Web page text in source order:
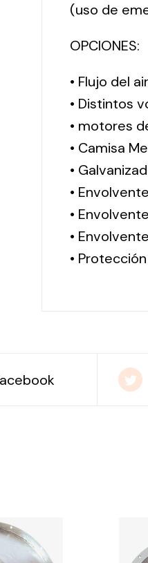
(uso de
OPCIONES:
• Flujo del
• Distintos
• motores
• Camisa
•
•
•
•
•